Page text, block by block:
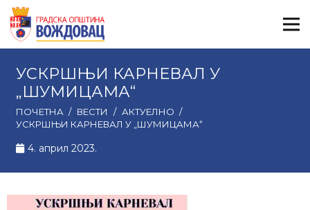
УСКРШЊИ КАРНЕВАЛ У
„ШУМИЦАМА“
ПОЧЕТНА / ВЕСТИ / АКТУЕЛНО /
УСКРШЊИ КАРНЕВАЛ У „ШУМИЦАМА“
4. април 2023.